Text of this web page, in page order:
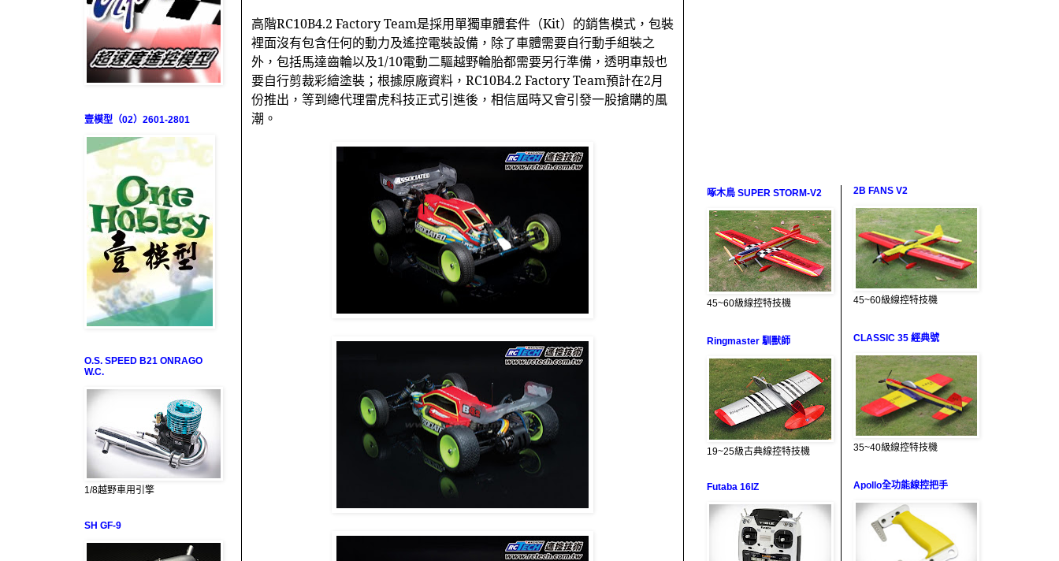
高階RC10B4.2 Factory Team是採用單獨車體套件（Kit）的銷售模式，包裝
裡面沒有包含任何的動力及遙控電裝設備，除了車體需要自行動手組裝之
外，包括馬達齒輪以及1/10電動二驅越野輪胎都需要另行準備，透明車殼也
要自行剪裁彩繪塗裝；根據原廠資料， RC10B4.2 Factory Team預計在2月
份推出，等到總代理雷虎科技正式引進後，相信屆時又會引發一股搶購的風
潮。
壹模型（02）2601-2801
O.S. SPEED B21 ONRAGO
W.C.
1/8越野車用引擎
SH GF-9
啄木鳥 SUPER STORM-V2
45~60級線控特技機
Ringmaster 馴獸師
19~25級古典線控特技機
Futaba 16IZ
2B FANS V2
45~60級線控特技機
CLASSIC 35 經典號
35~40級線控特技機
Apollo全功能線控把手